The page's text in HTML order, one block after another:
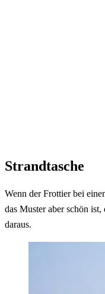
Strandtasche
Wenn der Frottier bei
das Muster aber schön
daraus.